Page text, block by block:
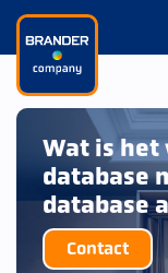
Wat is het
database
database
Contact